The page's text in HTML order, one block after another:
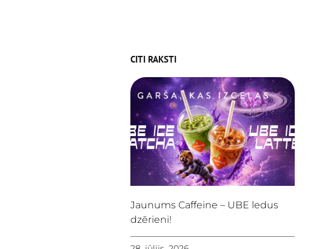
CITI RAKSTI
Jaunums Caffeine – UBE ledus
dzērieni!